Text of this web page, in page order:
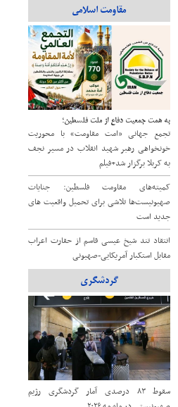
مقاومت اسلامی
به همت جمعیت دفاع از ملت فلسطین؛
تجمع جهانی «امت مقاومت» با محوریت
خونخواهی رهبر شهید انقلاب در مسیر نجف
به کربلا برگزار شد+فیلم
کمیته‌های مقاومت فلسطین: جنایات
صهیونیست‌ها تلاشی برای تحمیل واقعیت‌ های
جدید است
انتقاد تند شیخ عیسی قاسم از حقارت اعراب
مقابل استکبار آمریکایی-صهیونی
گردشگری
سقوط ۸۳ درصدی آمار گردشگری رژیم